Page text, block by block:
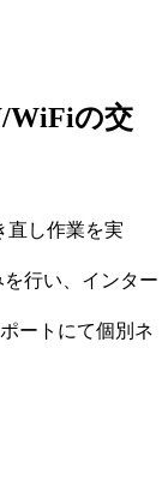
WiFiの交
直し作業を実
行い、インター
ートにて個別ネ